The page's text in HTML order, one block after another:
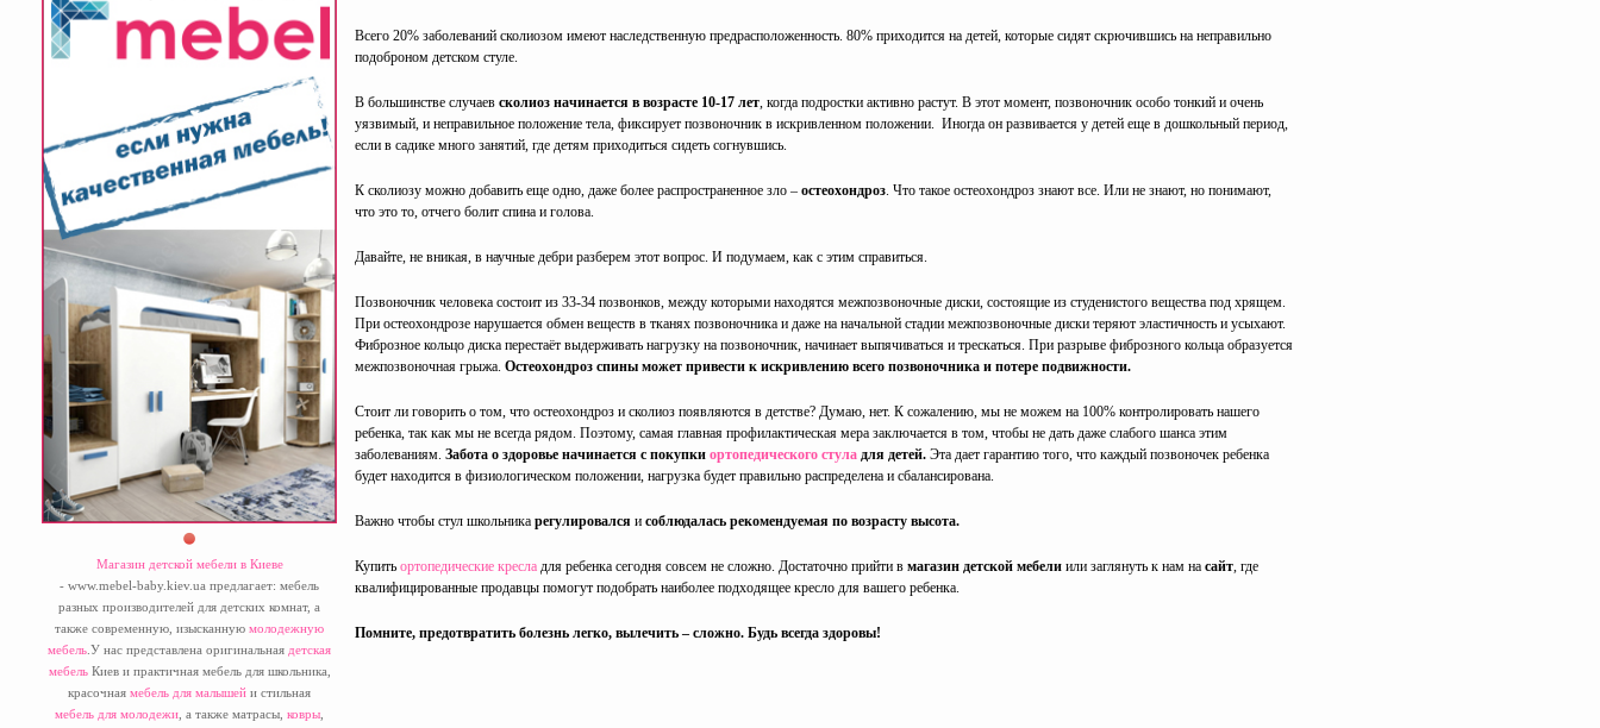
Магазин детской мебели в Киеве
- www.mebel-baby.kiev.ua предлагает: мебель
разных производителей для детских комнат, а
также современную, изысканную молодежную
мебель .У нас представлена оригинальная детская
мебельКиев и практичная мебель для школьника,
красочная мебель для малышей и стильная
мебель для молодежи , а также матрасы, ковры
Всего 20% заболеваний сколиозом имеют наследственную предрасположенность. 80% приходится на детей, которые сидят скрючившись на неправильно
подоброном детском стуле.
В большинстве случаев сколиоз начинается в возрасте 10-17 лет, когда подростки активно растут. В этот момент, позвоночник особо тонкий и очень
уязвимый, и неправильное положение тела, фиксирует позвоночник в искривленном положении. Иногда он развивается у детей еще в дошкольный период,
если в садике много занятий, где детям приходиться сидеть согнувшись.
К сколиозу можно добавить еще одно, даже более распространенное зло – остеохондроз. Что такое остеохондроз знают все. Или не знают, но понимают,
что это то, отчего болит спина и голова.
Давайте, не вникая, в научные дебри разберем этот вопрос. И подумаем, как с этим справиться.
Позвоночник человека состоит из 33-34 позвонков, между которыми находятся межпозвоночные диски, состоящие из студенистого вещества под хрящем.
При остеохондрозе нарушается обмен веществ в тканях позвоночника и даже на начальной стадии межпозвоночные диски теряют эластичность и усыхают.
Фиброзное кольцо диска перестаёт выдерживать нагрузку на позвоночник, начинает выпячиваться и трескаться. При разрыве фиброзного кольца образуется
межпозвоночная грыжа. Остеохондроз спины может привести к искривлению всего позвоночника и потере подвижности.
Стоит ли говорить о том, что остеохондроз и сколиоз появляются в детстве? Думаю, нет. К сожалению, мы не можем на 100% контролировать нашего
ребенка, так как мы не всегда рядом. Поэтому, самая главная профилактическая мера заключается в том, чтобы не дать даже слабого шанса этим
заболеваниям. Забота о здоровье начинается с покупки ортопедического стула для детей. Эта дает гарантию того, что каждый позвоночек ребенка
будет находится в физиологическом положении, нагрузка будет правильно распределена и сбалансирована.
Важно чтобы стул школьника регулировался и соблюдалась рекомендуемая по возрасту высота.
Купить ортопедические кресла для ребенка сегодня совсем не сложно. Достаточно прийти в магазин детской мебели или заглянуть к нам на сайт, где
квалифицированные продавцы помогут подобрать наиболее подходящее кресло для вашего ребенка.
Помните, предотвратить болезнь легко, вылечить – сложно. Будь всегда здоровы!